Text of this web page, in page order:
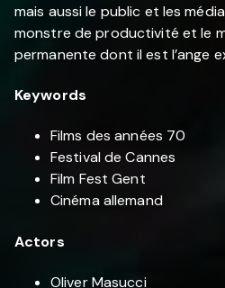
mais aussi le public et les
monstre de productivité et le
permanente dont il est l’ange
Keywords
Films des années 70
Festival de Cannes
Film Fest Gent
Cinéma allemand
Actors
Oliver Masucci